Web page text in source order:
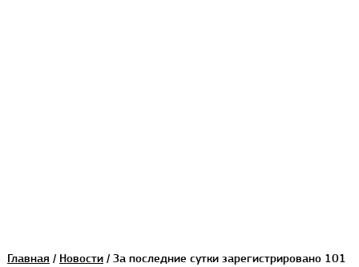
Главная / Новости/ За последние сутки зарегистрировано 101